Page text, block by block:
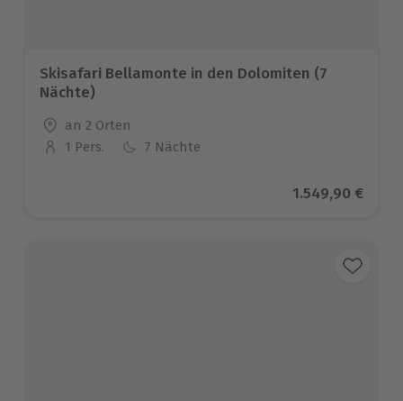
Skisafari Bellamonte in den Dolomiten (7
Nächte)
Standort
an 2 Orten
Anzahl der Teilnehmer
1 Pers. 7 Nächte
Aktueller Preis
1.549,90 €